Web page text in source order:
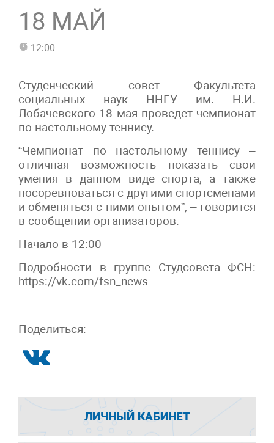
18 МАЙ
12:00
Студенческий совет Факультета
социальных наук ННГУ им. Н.И.
Лобачевского 18 мая проведет чемпионат
по настольному теннису.
“Чемпионат по настольному теннису –
отличная возможность показать свои
умения в данном виде спорта, а также
посоревноваться с другими спортсменами
и обменяться с ними опытом”, – говорится
в сообщении организаторов.
Начало в 12:00
Подробности в группе Студсовета ФСН:
https://vk.com/fsn_news
Поделиться:
ЛИЧНЫЙ КАБИНЕТ